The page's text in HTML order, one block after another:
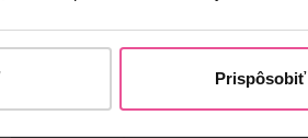
Prispôsobiť
38,90€